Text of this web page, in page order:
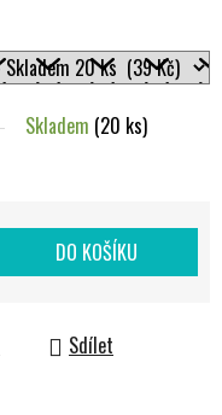
Skladem (20 ks)
DO KOŠÍKU
Sdílet